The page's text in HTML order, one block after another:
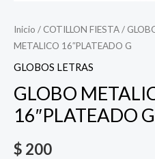
Inicio / COTILLON FIESTA/
METALICO 16″PLATEADO G
GLOBOS LETRAS
GLOBO
16″PLATEADO G
$ 200